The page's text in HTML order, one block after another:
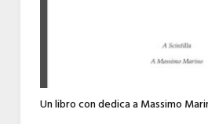
Un libro con dedica a Massimo